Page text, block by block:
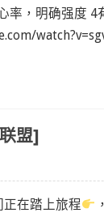
率，明确强度 4
盟]
正在踏上旅程